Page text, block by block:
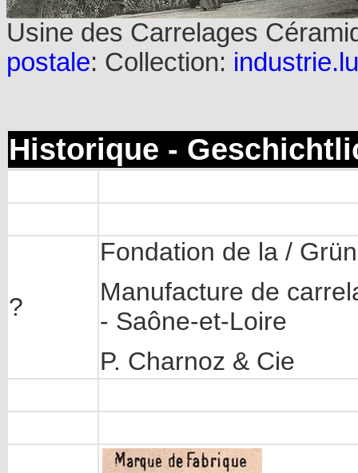
Usine des Carrelages
postale: Collection: industrie.lu
Historique -
?
Fondation de la /
Manufacture de
- Saône-et-Loire
P. Charnoz & Cie